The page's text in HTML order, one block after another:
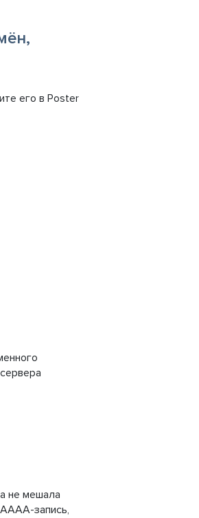
его в Poster
не мешала
АААА-запись,